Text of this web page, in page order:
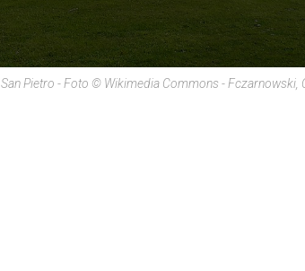
San Pietro - Foto © Wikimedia Commons - Fczarnowski,